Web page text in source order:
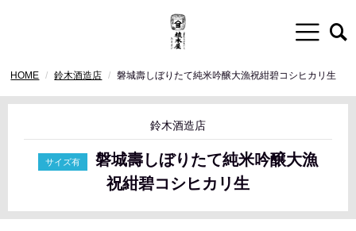
HOME 鈴木酒造店 磐城壽しぼりたて純米吟醸大漁祝紺碧コシヒカリ生
鈴木酒造店
磐城壽しぼりたて純米吟醸大漁
祝紺碧コシヒカリ生